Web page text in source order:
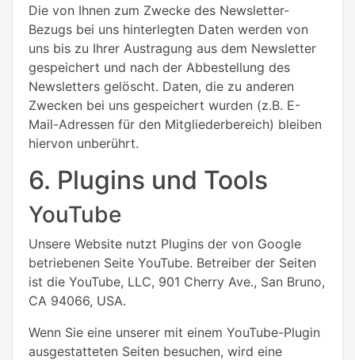
Die von Ihnen zum Zwecke des Newsletter-
Bezugs bei uns hinterlegten Daten werden von
uns bis zu Ihrer Austragung aus dem Newsletter
gespeichert und nach der Abbestellung des
Newsletters gelöscht. Daten, die zu anderen
Zwecken bei uns gespeichert wurden (z.B. E-
Mail-Adressen für den Mitgliederbereich) bleiben
hiervon unberührt.
6. Plugins und Tools
YouTube
Unsere Website nutzt Plugins der von Google
betriebenen Seite YouTube. Betreiber der Seiten
ist die YouTube, LLC, 901 Cherry Ave., San Bruno,
CA 94066, USA.
Wenn Sie eine unserer mit einem YouTube-Plugin
ausgestatteten Seiten besuchen, wird eine